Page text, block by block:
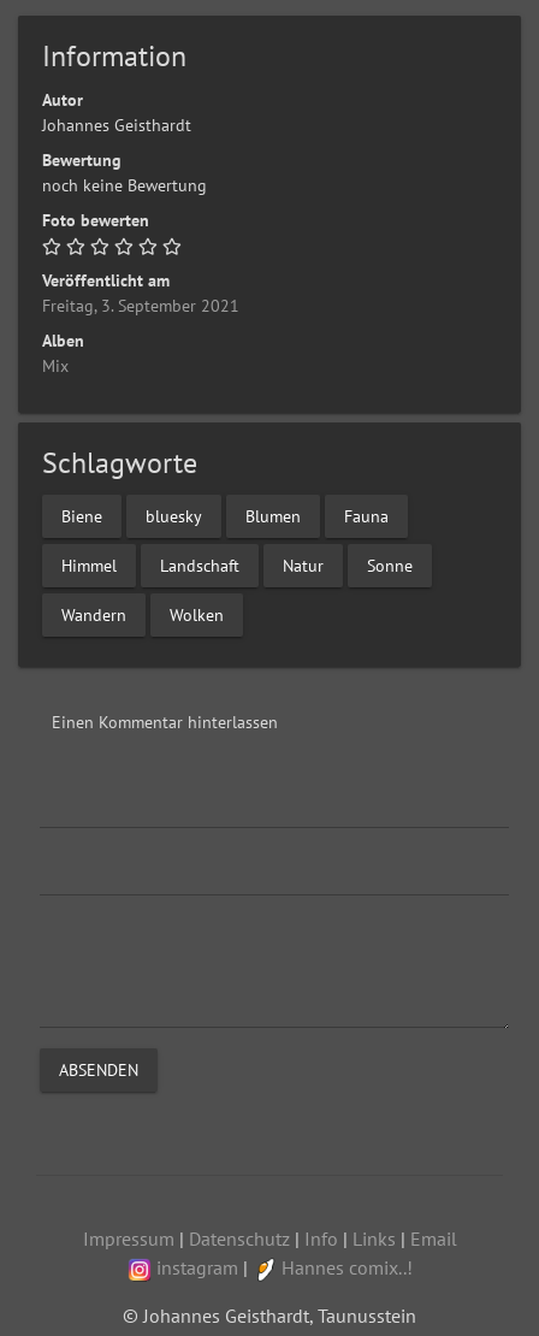
Information
Autor
Johannes Geisthardt
Bewertung
noch keine Bewertung
Foto bewerten
Veröffentlicht am
Freitag, 3. September 2021
Alben
Mix
Schlagworte
Biene bluesky Blumen Fauna
Himmel Landschaft Natur Sonne
Wandern Wolken
Einen Kommentar hinterlassen
ABSENDEN
Impressum | Datenschutz| Info | Links | Email
instagram |
Hannes comix..!
© Johannes Geisthardt, Taunusstein